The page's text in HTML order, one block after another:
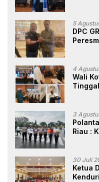
5
DPC
4
Wali
3
Riau :
30 Juli
Ketua